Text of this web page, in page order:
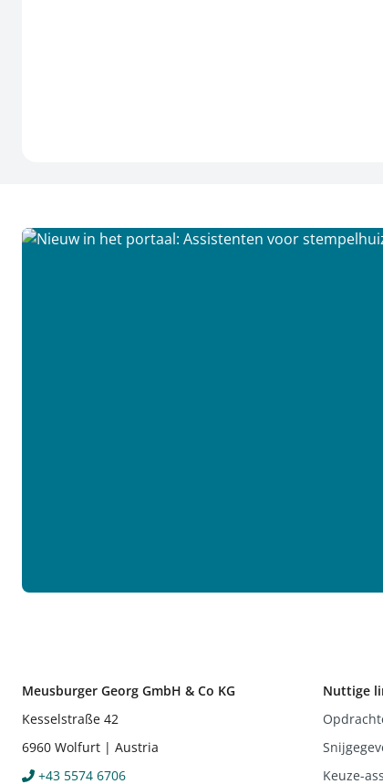
Meusburger Georg GmbH & Co KG
Kesselstraße 42
6960 Wolfurt | Austria
+43 5574 6706
Nuttige
Keuze-